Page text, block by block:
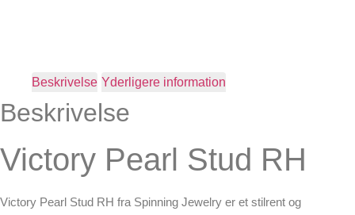
Beskrivelse Yderligere information
Beskrivelse
Victory Pearl Stud RH
Victory Pearl Stud RH fra Spinning Jewelry er et stilrent og